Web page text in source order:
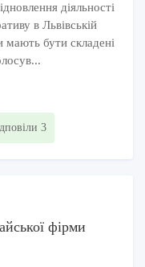
діяльності
в Львівській
мають бути складені
3
фірми